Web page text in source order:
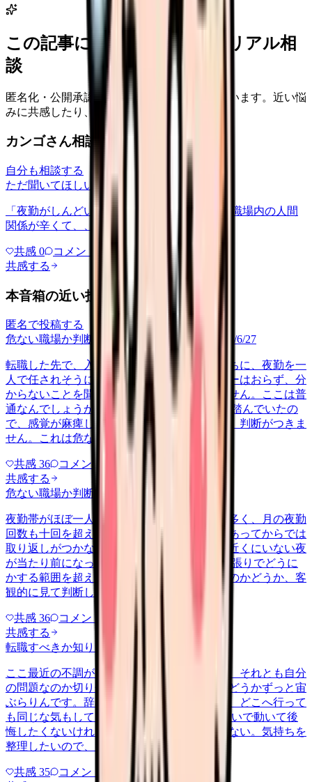
この記事に近い看護師さんのリアル相
談
匿名化・公開承認済みの本音だけを表示しています。近い悩
みに共感したり、自分の状況を投稿できます。
カンゴさん相談室から共有された相談
自分も相談する
ただ聞いてほしい relationships
「夜勤がしんどい」について相談したいです 職場内の人間
関係が辛くて、、、
共感 0 コメント
共感する
本音箱の近い投稿
匿名で投稿する
危ない職場か判断してほしいcareer-growth 2026/6/27
転職した先で、入職して二ヶ月も経たないうちに、夜勤を一
人で任されそうになっています。プリセプターはおらず、分
からないことを聞ける相手も日によっていません。ここは普
通なんでしょうか。 前の職場はもっと段階を踏んでいたの
で、感覚が麻痺しているのか自分が甘いのか、判断がつきま
せん。これは危ない環境なのか…
共感 36 コメント
共感する
危ない職場か判断してほしい
yakin
夜勤帯がほぼ一人体制で、受け持つ患者数も多く、月の夜勤
回数も十回を超える月が続いています。何かあってからでは
取り返しがつかないのに、応援を呼べる人が近くにいない夜
が当たり前になっています。 これは個人の頑張りでどうに
かする範囲を超えていないか、危ない職場なのかどうか、客
観的に見て判断したいです。
共感 36 コメント
共感する
転職すべきか知りたい
ここ最近の不調が、職場の環境のせいなのか、それとも自分
の問題なのか切り分けられず、転職すべきかどうかずっと宙
ぶらりんです。辞めれば楽になる気もするし、どこへ行って
も同じな気もして、決め手がありません。 勢いで動いて後
悔したくないけれど、このまま留まる根拠もない。気持ちを
整理したいので、判断材料の集…
共感 35 コメント